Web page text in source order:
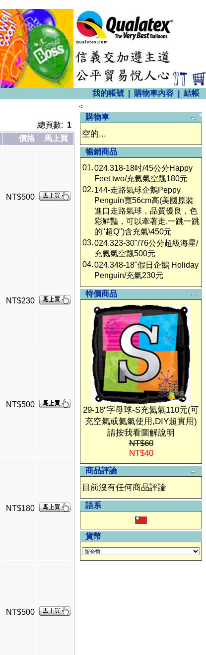
我的帳號 購物車內容
結帳
總頁數: 1
價格 馬上買
NT$500
NT$230
NT$500
NT$180
NT$500
<
購物車
空的...
暢銷商品
01.024.318-18吋/45公分Happy
Feet two/充氦氣空飄180元
02. 144-走路氣球企鵝Peppy
Penguin寬56cm高(美國原裝
進口走路氣球，品質優良，色
彩鮮豔，可以牽著走,一跳一跳
的"超Q")含充氣\450元
03.024.323-30"/76公分超級海星/
充氦氣空飄500元
04.024.348-18"假日企鵝 Holiday
Penguin/充氣230元
特價商品
29-18"字母球-S充氦氣110元(可
充空氣或氦氣使用,DIY超實用)
請按我看圖解說明
NT$60
NT$40
商品評論
目前沒有任何商品評論
語系
貨幣